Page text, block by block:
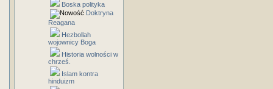
Boska polityka
Doktryna
Reagana
Hezbollah
wojownicy Boga
Historia wolności w
chrześ.
Islam kontra
hinduizm